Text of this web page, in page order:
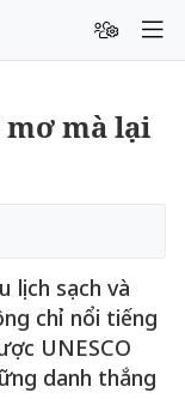
mà lại
lịch sạch và
chỉ nổi tiếng
UNESCO
danh thắng